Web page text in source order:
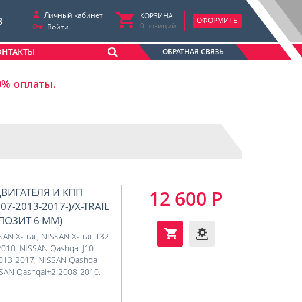
Личный кабинет
Войти
КОРЗИНА
0 позиций
ОФОРМИТЬ
ОБРАТНАЯ СВЯЗЬ
оплаты.
И КПП
2013-2017-)/X-TRAIL
6 ММ)
X-Trail, NISSAN X-Trail T32
, NISSAN Qashqai J10
2017, NISSAN Qashqai
Qashqai+2 2008-2010,
12 600 Р